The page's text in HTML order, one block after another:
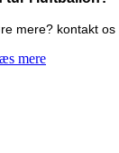
mere? kontakt os
mere